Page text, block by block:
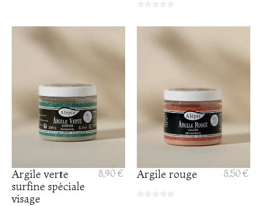
Argile verte
surfine spéciale
visage
8,90 € Argile rouge 8,50 €